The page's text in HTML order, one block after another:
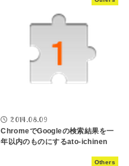
2014.08.09
ChromeでGoogleの検索結果を一
年以内のものにするato-ichinen
Others